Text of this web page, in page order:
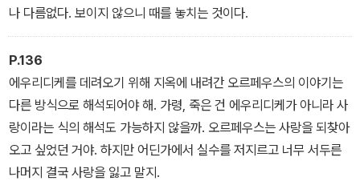
나 다름없다. 보이지 않으니 때를 놓치는 것이다.
P.136
에우리디케를 데려오기 위해 지옥에 내려간 오르페우스의 이야기는
다른 방식으로 해석되어야 해. 가령, 죽은 건 에우리디케가 아니라 사
랑이라는 식의 해석도 가능하지 않을까. 오르페우스는 사랑을 되찾아
오고 싶었던 거야. 하지만 어딘가에서 실수를 저지르고 너무 서두른
나머지 결국 사랑을 잃고 말지.